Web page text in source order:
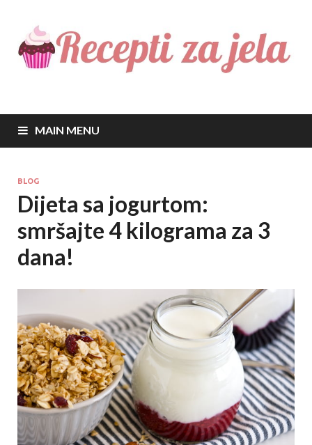
Recepti za jela
MAIN MENU
BLOG
Dijeta sa jogurtom:
smršajte 4 kilograma za 3
dana!